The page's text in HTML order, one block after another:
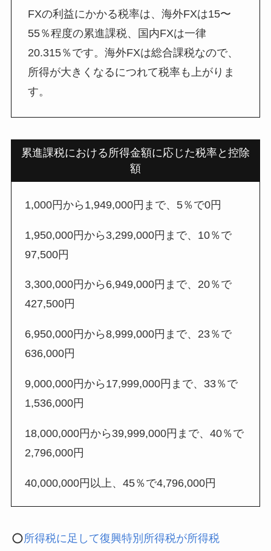
FXの利益にかかる税率は、海外FXは15〜
55％程度の累進課税、国内FXは一律
20.315％です。海外FXは総合課税なので、
所得が大きくなるにつれて税率も上がりま
す。
累進課税における所得金額に応じた税率と控除
額
1,000円から1,949,000円まで、5％で0円
1,950,000円から3,299,000円まで、10％で
97,500円
3,300,000円から6,949,000円まで、20％で
427,500円
6,950,000円から8,999,000円まで、23％で
636,000円
9,000,000円から17,999,000円まで、33％で
1,536,000円
18,000,000円から39,999,000円まで、40％で
2,796,000円
40,000,000円以上、45％で4,796,000円
所得税に足して復興特別所得税が所得税